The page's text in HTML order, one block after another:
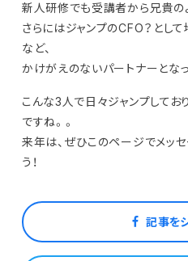
新人研修でも受講者から兄貴の
さらにはジャンプのCFO？とし
など、
かけがえのないパートナーとなっ
こんな3人で日々ジャンプしてお
ですね。。
来年は、ぜひこのページでメッ
う！
記事を